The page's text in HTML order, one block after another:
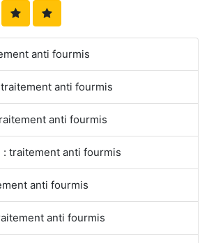
anti fourmis
anti fourmis
anti fourmis
traitement anti fourmis
anti fourmis
anti fourmis